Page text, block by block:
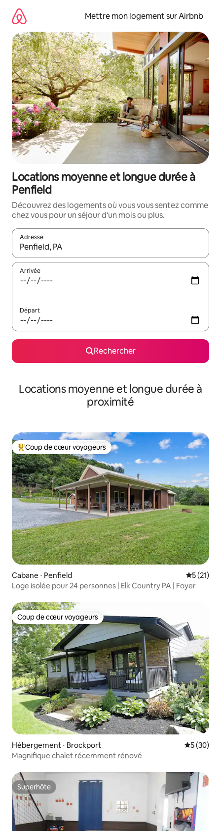
directement
contenu
Mettre mon logement sur Airbnb
Locations moyenne et longue durée à
Penfield
Découvrez des logements où vous vous sentez comme
chez vous pour un séjour d'un mois ou plus.
Adresse
Lorsque les résultats s'affichent, utilisez les flèches vers le
Arrivée
Départ
Rechercher
Locations moyenne et longue durée à
proximité
Coups de cœur voyageurs les plus appréciés
Coup de cœur voyageurs
Cabane ⋅ Penfield
5 (21)
Loge isolée pour 24 personnes | Elk Country PA | Foyer
Coup de cœur voyageurs
Coup de cœur voyageurs
Hébergement ⋅ Brockport
5 (30)
Magnifique chalet récemment rénové
Superhôte
Superhôte